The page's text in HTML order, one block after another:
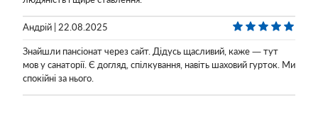
Андрій | 22.08.2025
Знайшли пансіонат через сайт. Дідусь щасливий, каже — тут
мов у санаторії. Є догляд, спілкування, навіть шаховий гурток. Ми
спокійні за нього.